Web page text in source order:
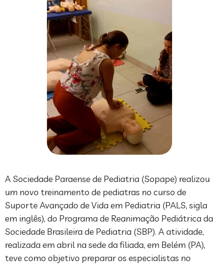
A Sociedade Paraense de Pediatria (Sopape) realizou
um novo treinamento de pediatras no curso de
Suporte Avançado de Vida em Pediatria (PALS, sigla
em inglês), do Programa de Reanimação Pediátrica da
Sociedade Brasileira de Pediatria (SBP). A atividade,
realizada em abril na sede da filiada, em Belém (PA),
teve como objetivo preparar os especialistas no